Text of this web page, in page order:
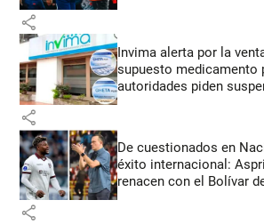
share
Invima alerta por la
supuesto medicamento
autoridades piden
share
De cuestionados en
éxito internacional:
renacen con el Bolívar
share